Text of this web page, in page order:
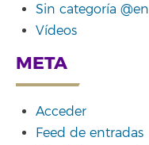
Sin categoría @en
Vídeos
META
Acceder
Feed de entradas